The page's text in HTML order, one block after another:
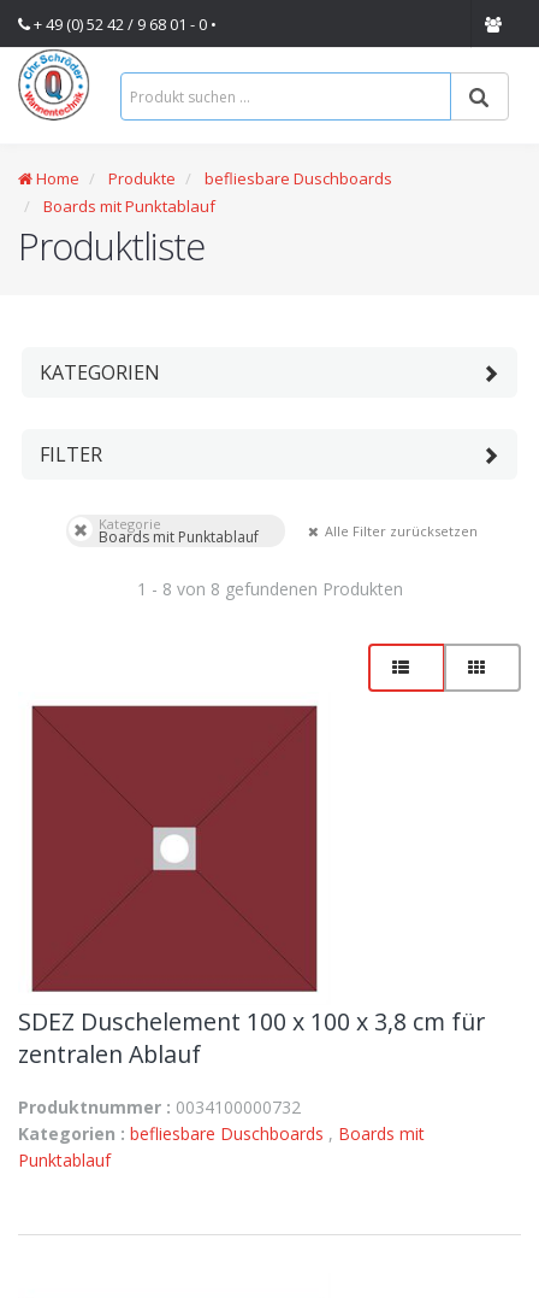
+ 49 (0) 52 42 / 9 68 01 - 0 •
Home Produkte
befliesbare Duschboards
Boards mit Punktablauf
Produktliste
KATEGORIEN
FILTER
Kategorie
Boards mit Punktablauf Alle Filter zurücksetzen
1 - 8 von 8 gefundenen Produkten
SDEZ Duschelement 100 x 100 x 3,8 cm für
zentralen Ablauf
Produktnummer : 0034100000732
Kategorien : befliesbare Duschboards , Boards mit
Punktablauf